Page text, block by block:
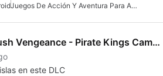
Juegos De Acción Y Aventura Para Android
Kingdom Rush Vengeance - Pirate Kings Campaign
en este DLC